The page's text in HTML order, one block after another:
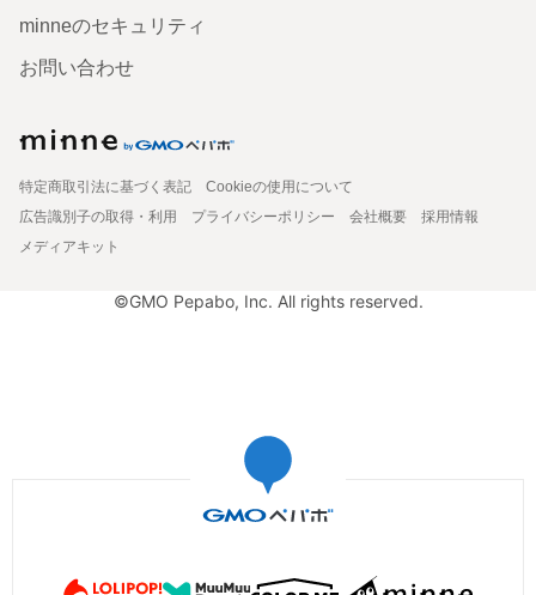
minneのセキュリティ
お問い合わせ
特定商取引法に基づく表記
Cookieの使用について
広告識別子の取得・利用
プライバシーポリシー 会社概要
採用情報
メディアキット
©GMO Pepabo, Inc. All rights reserved.